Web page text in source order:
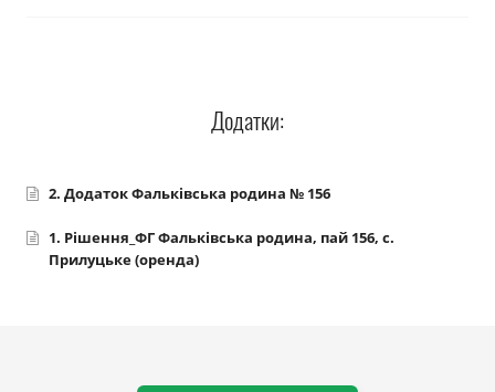
Додатки:
2. Додаток Фальківська родина № 156
1. Рішення_ФГ Фальківська родина, пай 156, с.
Прилуцьке (оренда)